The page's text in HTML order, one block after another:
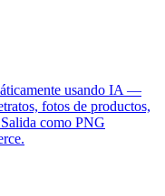
usando IA —
fotos de productos,
como PNG